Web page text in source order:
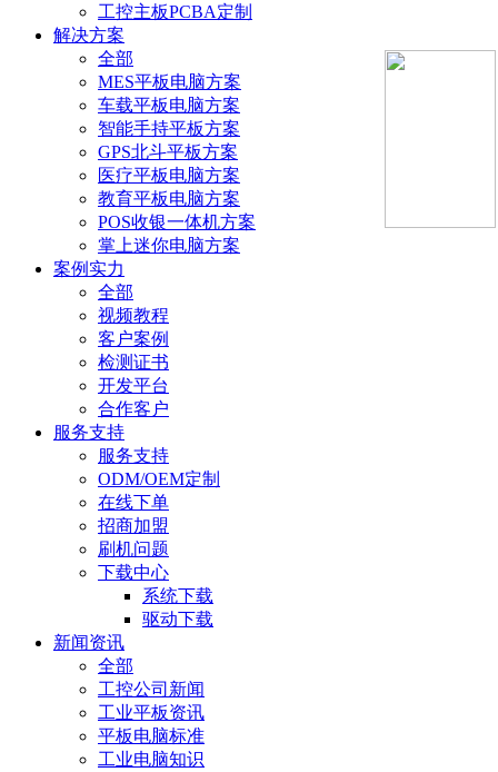
工控主板PCBA定制
解决方案
全部
MES平板电脑方案
车载平板电脑方案
智能手持平板方案
GPS北斗平板方案
医疗平板电脑方案
教育平板电脑方案
POS收银一体机方案
掌上迷你电脑方案
案例实力
全部
视频教程
客户案例
检测证书
开发平台
合作客户
服务支持
服务支持
ODM/OEM定制
在线下单
招商加盟
刷机问题
下载中心
系统下载
驱动下载
新闻资讯
全部
工控公司新闻
工业平板资讯
平板电脑标准
工业电脑知识